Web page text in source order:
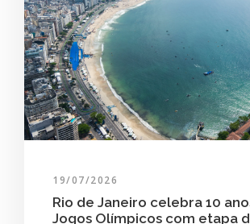
19/07/2026
Rio de Janeiro celebra 10
Jogos Olímpicos com etapa